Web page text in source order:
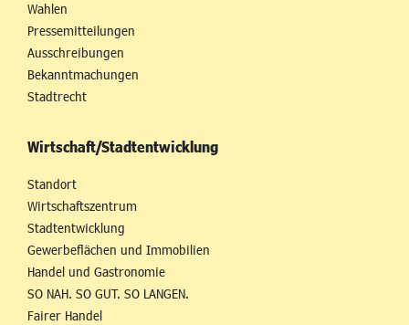
Wahlen
Pressemitteilungen
Ausschreibungen
Bekanntmachungen
Stadtrecht
Wirtschaft/Stadtentwicklung
Standort
Wirtschaftszentrum
Stadtentwicklung
Gewerbeflächen und Immobilien
Handel und Gastronomie
SO NAH. SO GUT. SO LANGEN.
Fairer Handel